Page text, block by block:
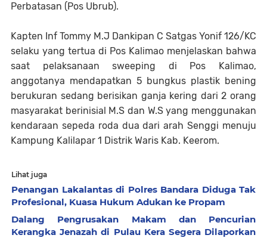
Perbatasan (Pos Ubrub).
Kapten Inf Tommy M.J Dankipan C Satgas Yonif 126/KC
selaku yang tertua di Pos Kalimao menjelaskan bahwa
saat pelaksanaan sweeping di Pos Kalimao,
anggotanya mendapatkan 5 bungkus plastik bening
berukuran sedang berisikan ganja kering dari 2 orang
masyarakat berinisial M.S dan W.S yang menggunakan
kendaraan sepeda roda dua dari arah Senggi menuju
Kampung Kalilapar 1 Distrik Waris Kab. Keerom.
Lihat juga
Penangan Lakalantas di Polres Bandara Diduga Tak
Profesional, Kuasa Hukum Adukan ke Propam
Dalang Pengrusakan Makam dan Pencurian
Kerangka Jenazah di Pulau Kera Segera Dilaporkan